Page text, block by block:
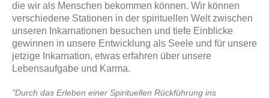
die wir als Menschen bekommen können. Wir können
verschiedene Stationen in der spirituellen Welt zwischen
unseren Inkarnationen besuchen und tiefe Einblicke
gewinnen in unsere Entwicklung als Seele und für unsere
jetzige Inkarnation, etwas erfahren über unsere
Lebensaufgabe und Karma.
"Durch das Erleben einer Spirituellen Rückführung ins